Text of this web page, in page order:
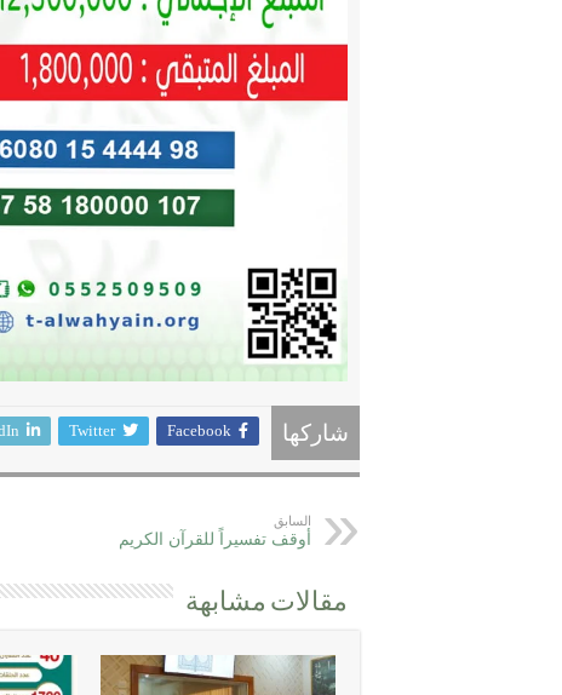
شاركها Facebook
Twitter
السابق
أوقف تفسيراً للقرآن الكريم
مقالات مشابهة